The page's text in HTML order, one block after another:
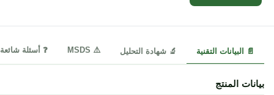
📄 البيانات التقنية 🔬 شهادة التحليل ⚠️ MSDS ❓ أسئلة شائعة
بيانات المنتج